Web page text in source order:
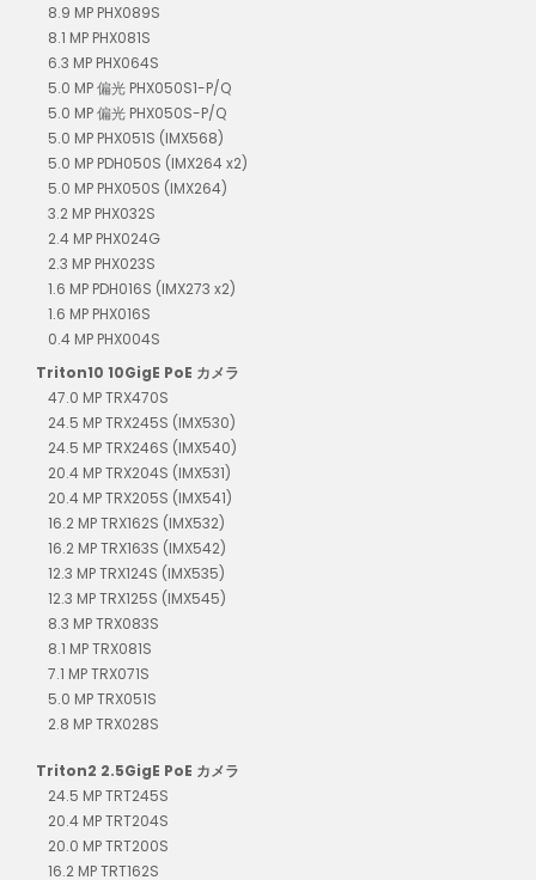
8.9 MP PHX089S
8.1 MP PHX081S
6.3 MP PHX064S
5.0 MP 偏光 PHX050S1-P/Q
5.0 MP 偏光 PHX050S-P/Q
5.0 MP PHX051S (IMX568)
5.0 MP PDH050S (IMX264 x2)
5.0 MP PHX050S (IMX264)
3.2 MP PHX032S
2.4 MP PHX024G
2.3 MP PHX023S
1.6 MP PDH016S (IMX273 x2)
1.6 MP PHX016S
0.4 MP PHX004S
Triton10 10GigE PoE カメラ
47.0 MP TRX470S
24.5 MP TRX245S (IMX530)
24.5 MP TRX246S (IMX540)
20.4 MP TRX204S (IMX531)
20.4 MP TRX205S (IMX541)
16.2 MP TRX162S (IMX532)
16.2 MP TRX163S (IMX542)
12.3 MP TRX124S (IMX535)
12.3 MP TRX125S (IMX545)
8.3 MP TRX083S
8.1 MP TRX081S
7.1 MP TRX071S
5.0 MP TRX051S
2.8 MP TRX028S
Triton2 2.5GigE PoE カメラ
24.5 MP TRT245S
20.4 MP TRT204S
20.0 MP TRT200S
16.2 MP TRT162S